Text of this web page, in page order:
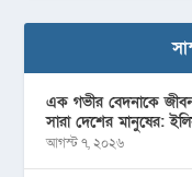
এক গভীর বেদনাকে
সারা দেশের মানুষের:
আগস্ট ৭, ২০২৬